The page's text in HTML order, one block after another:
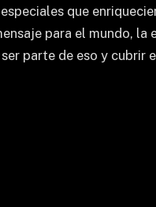
que
para el mundo,
parte de eso y cubrir